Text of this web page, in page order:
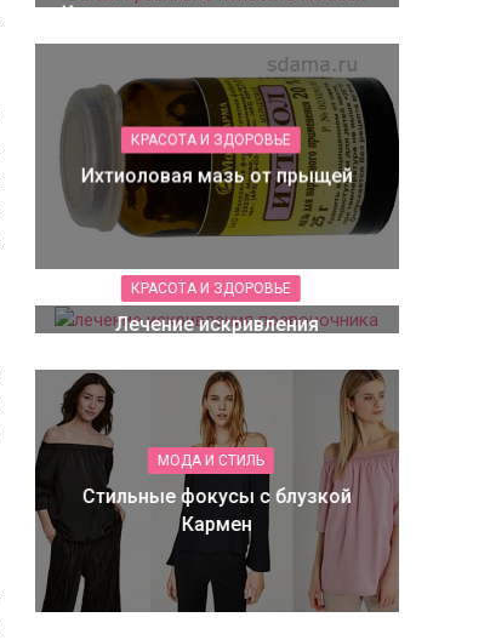
Как правильно наносить макияж
КРАСОТА И ЗДОРОВЬЕ
Ихтиоловая мазь от прыщей
КРАСОТА И ЗДОРОВЬЕ
Лечение искривления
МОДА И СТИЛЬ
Стильные фокусы с блузкой
Кармен